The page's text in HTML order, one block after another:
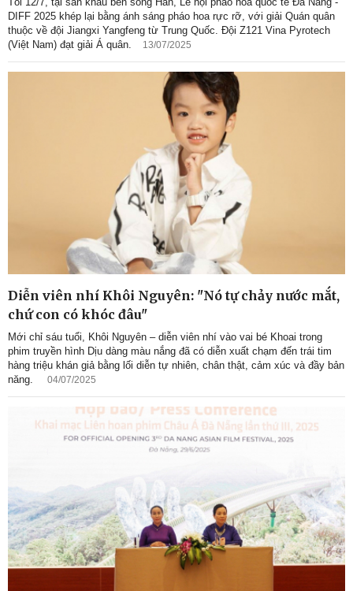
DIFF 2025 khép lại bằng ánh sáng pháo hoa rực rỡ, với giải Quán quân
thuộc về đội Jiangxi Yangfeng từ Trung Quốc. Đội Z121 Vina Pyrotech
(Việt Nam) đạt giải Á quân.
13/07/2025
Diễn viên nhí Khôi Nguyên: "Nó tự chảy nước mắt,
chứ con có khóc đâu"
Mới chỉ sáu tuổi, Khôi Nguyên – diễn viên nhí vào vai bé Khoai trong
phim truyền hình Dịu dàng màu nắng đã có diễn xuất chạm đến trái tim
hàng triệu khán giả bằng lối diễn tự nhiên, chân thật, cảm xúc và đầy bản
năng.
04/07/2025